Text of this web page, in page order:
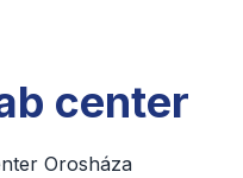
center
Orosháza